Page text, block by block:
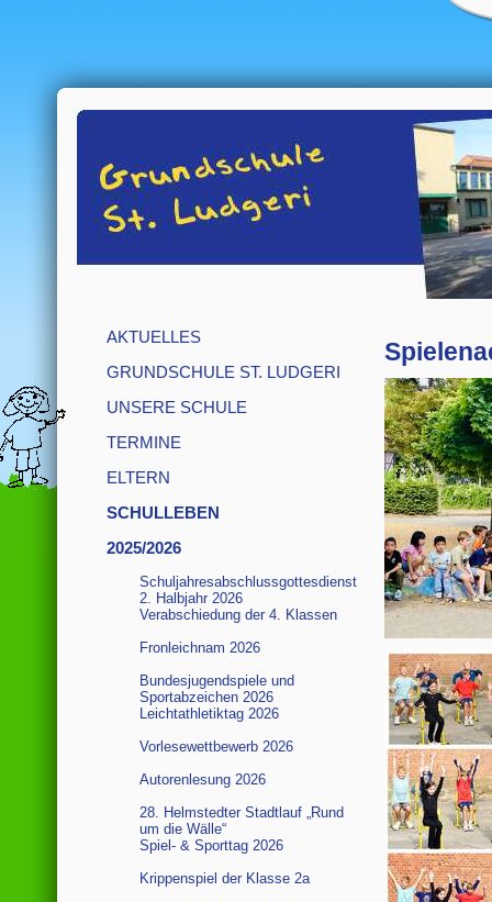
AKTUELLES
GRUNDSCHULE ST. LUDGERI
UNSERE SCHULE
TERMINE
ELTERN
SCHULLEBEN
2025/2026
Schuljahresabschlussgottesdienst
2. Halbjahr 2026
Verabschiedung der 4. Klassen
Fronleichnam 2026
Bundesjugendspiele und
Sportabzeichen 2026
Leichtathletiktag 2026
Vorlesewettbewerb 2026
Autorenlesung 2026
28. Helmstedter Stadtlauf „Rund
um die Wälle“
Spiel- & Sporttag 2026
Krippenspiel der Klasse 2a